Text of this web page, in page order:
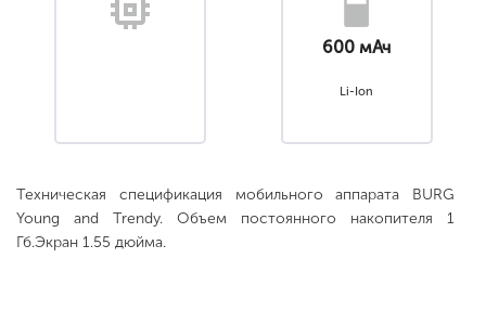
600 мАч
Li-Ion
Техническая спецификация мобильного аппарата BURG
Young and Trendy. Объем постоянного накопителя 1
Гб.Экран 1.55 дюйма.